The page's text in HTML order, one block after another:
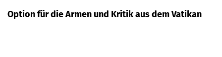
Option für die Armen und Kritik aus dem Vatikan